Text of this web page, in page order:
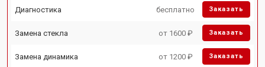
Диагностика бесплатно Заказать
Замена стекла от 1600 ₽ Заказать
Замена динамика от 1200 ₽ Заказать